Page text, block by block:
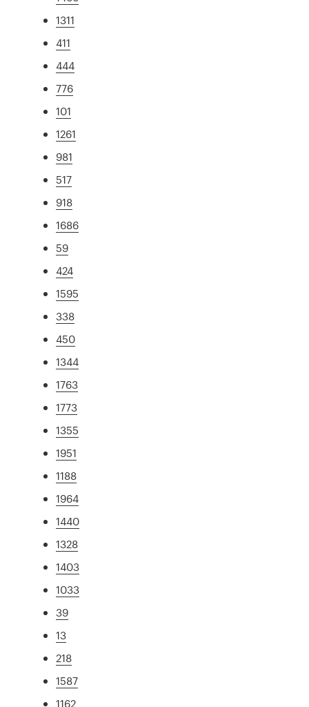
1311
411
444
776
101
1261
981
517
918
1686
59
424
1595
338
450
1344
1763
1773
1355
1951
1188
1964
1440
1328
1403
1033
39
13
218
1587
1162